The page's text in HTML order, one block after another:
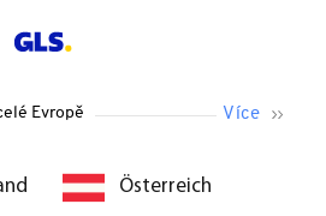
Evropě
Österreich